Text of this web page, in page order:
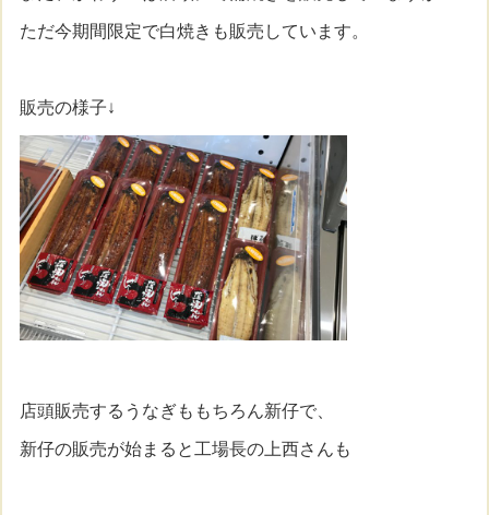
ただ今期間限定で白焼きも販売しています。
販売の様子↓
店頭販売するうなぎももちろん新仔で、
新仔の販売が始まると工場長の上西さんも